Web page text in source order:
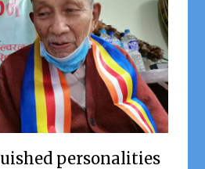
personalities